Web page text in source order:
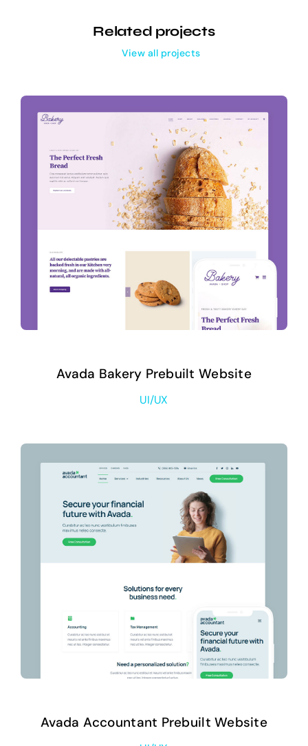
Related projects
View all projects
Avada Bakery Prebuilt Website
UI/UX
Avada Accountant Prebuilt Website